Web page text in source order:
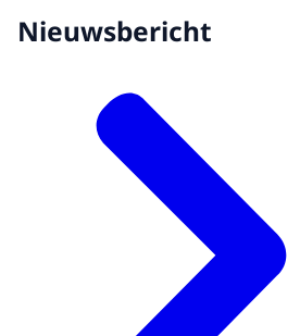
Nieuwsbericht